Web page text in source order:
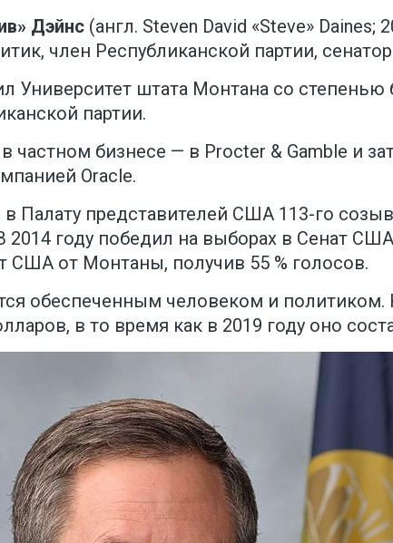
Дэйнс (англ. Steven David «Steve»
член Республиканской партии,
Университет штата Монтана со
партии.
частном бизнесе — в Procter & Gamble и
Oracle.
в Палату представителей США 113-го
2014 году победил на выборах в Сенат
США от Монтаны, получив 55 % голосов.
обеспеченным человеком и политиком.
в то время как в 2019 году оно